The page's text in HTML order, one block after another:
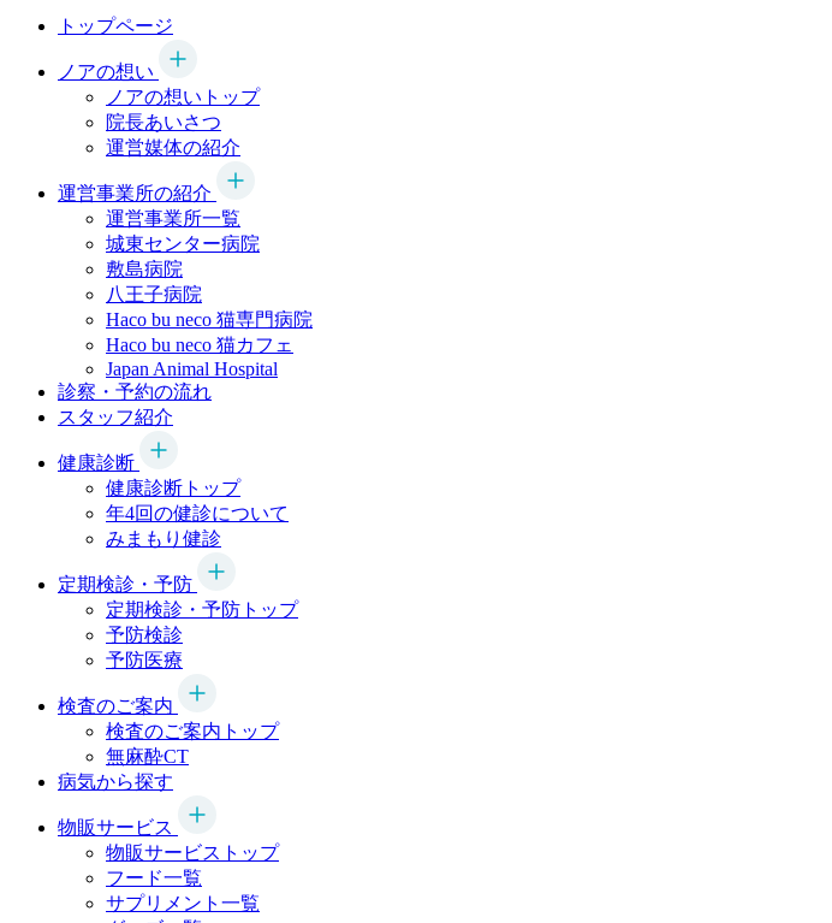
トップページ
ノアの想い
ノアの想いトップ
院長あいさつ
運営媒体の紹介
運営事業所の紹介
運営事業所一覧
城東センター病院
敷島病院
八王子病院
Haco bu neco 猫専門病院
Haco bu neco 猫カフェ
Japan Animal Hospital
診察・予約の流れ
スタッフ紹介
健康診断
健康診断トップ
年4回の健診について
みまもり健診
定期検診・予防
定期検診・予防トップ
予防検診
予防医療
検査のご案内
検査のご案内トップ
無麻酔CT
病気から探す
物販サービス
物販サービストップ
フード一覧
サプリメント一覧